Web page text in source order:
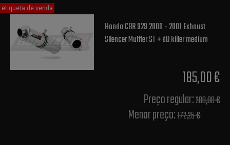
Honda CBR 929 2000 - 2001 Exhaust
Silencer Muffler ST + dB killer medium
185,00 €
Preço regular:200,00 €
Menor preço:172,25 €
etiqueta de venda